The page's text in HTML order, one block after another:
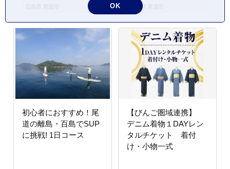
広島県 尾道市
初心者におすすめ！尾
道の離島・百島でSUP
に挑戦! 1日コース
【びんご圏域連携】
デニム着物１DAYレン
タルチケット 着付
け・小物一式
OK